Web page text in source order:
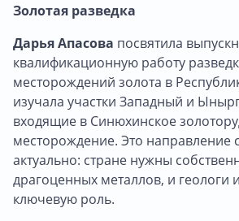
Золотая разведка
Дарья Апасова посвятила
квалификационную работу
месторождений золота в
изучала участки Западный и
входящие в Синюхинское
месторождение. Это направление
актуально: стране нужны
драгоценных металлов, и геологи
ключевую роль.